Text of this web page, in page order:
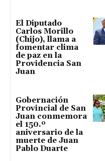
El Diputado
Carlos Morillo
(Chijo), llama a
fomentar clima
de paz en la
Providencia San
Juan
Gobernación
Provincial de San
Juan conmemora
el 150.º
aniversario de la
muerte de Juan
Pablo Duarte